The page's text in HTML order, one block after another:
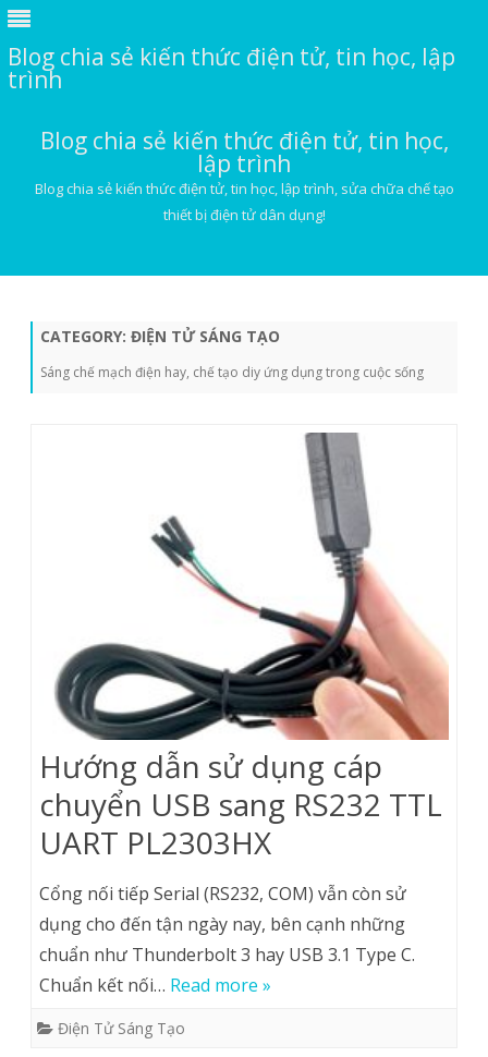
Blog chia sẻ kiến thức điện tử, tin học, lập
trình
Blog chia sẻ kiến thức điện tử, tin học,
lập trình
Blog chia sẻ kiến thức điện tử, tin học, lập trình, sửa chữa chế tạo
thiết bị điện tử dân dụng!
CATEGORY: ĐIỆN TỬ SÁNG TẠO
Sáng chế mạch điện hay, chế tạo diy ứng dụng trong cuộc sống
Hướng dẫn sử dụng cáp
chuyển USB sang RS232 TTL
UART PL2303HX
Cổng nối tiếp Serial (RS232, COM) vẫn còn sử
dụng cho đến tận ngày nay, bên cạnh những
chuẩn như Thunderbolt 3 hay USB 3.1 Type C.
Chuẩn kết nối… Read more »
Điện Tử Sáng Tạo